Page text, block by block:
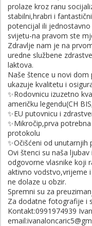
prolaze kroz ranu
stabilni,hrabri i
potencijal ili
svijetu-na pravom ste
Zdravlje nam je na
uredne službene
laktova.
Naše štence u novi
ukazuje kvalitetu i
✨️Rodovnicu izuzetno
američku legendu(CH
✨️EU putovnicu i
✨️Mikročip,prva
protokolu
✨️Očišćeni od unutarnjih
Ovi štenci su naša
odgovorne vlasnike koji
aktivno vodstvo,vrijeme
ne dolaze u obzir.
Spremni su za
Za dodatne fotografije i
Kontakt:0991974939